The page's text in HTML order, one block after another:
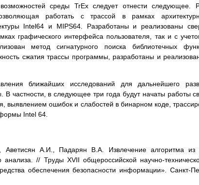
среды TrEx следует отнести следующее.
работать с трассой в рамках
Intel64 и MIPS64. Разработаны и реализованы
графического интерфейса пользователя, так и с
метод сигнатурного поиска библиотечных
сжатия трассы программы, разработаны и
ближайших исследований для дальнейшего
В частности, в следующее три года будут начаты работы
выявлением ошибок и слабостей в бинарном коде,
Intel 64.
А.И., Падарян В.А. Извлечение алгоритма из
анализа. // Труды XVII общероссийской научно-
обеспечения безопасности информации». Санкт-